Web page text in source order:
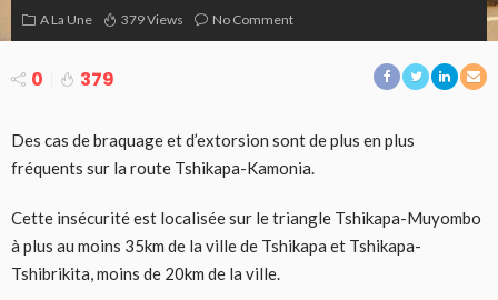
A La Une 379 Views No Comment
0 379
Des cas de braquage et d’extorsion sont de plus en plus
fréquents sur la route Tshikapa-Kamonia.
Cette insécurité est localisée sur le triangle Tshikapa-Muyombo
à plus au moins 35km de la ville de Tshikapa et Tshikapa-
Tshibrikita, moins de 20km de la ville.